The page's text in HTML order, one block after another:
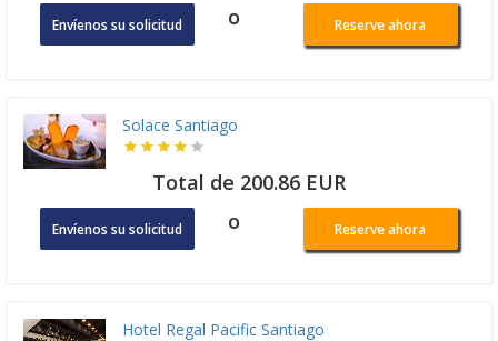
Envíenos su solicitud o Reserve ahora
Solace Santiago
Total de 200.86 EUR
Envíenos su solicitud o Reserve ahora
Hotel Regal Pacific Santiago